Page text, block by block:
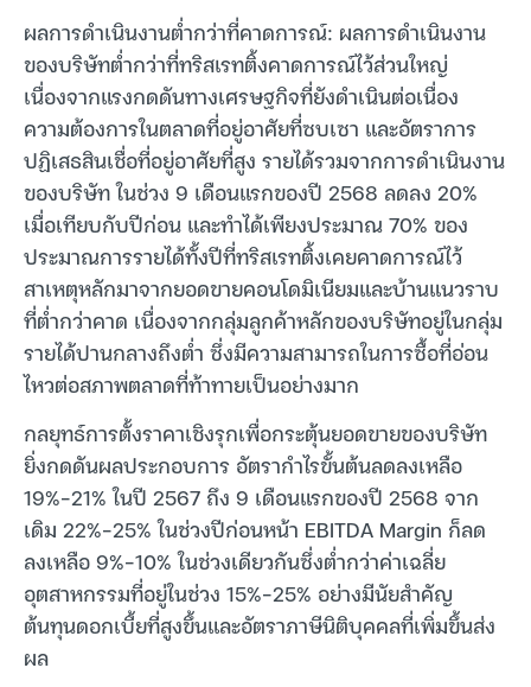
ผลการดำเนินงานต่ำกว่าที่คาดการณ์: ผลการดำเนินงาน
ของบริษัทต่ำกว่าที่ทริสเรทติ้งคาดการณ์ไว้ส่วนใหญ่
เนื่องจากแรงกดดันทางเศรษฐกิจที่ยังดำเนินต่อเนื่อง
ความต้องการในตลาดที่อยู่อาศัยที่ซบเซา และอัตราการ
ปฏิเสธสินเชื่อที่อยู่อาศัยที่สูง รายได้รวมจากการดำเนินงาน
ของบริษัท ในช่วง 9 เดือนแรกของปี 2568 ลดลง 20%
เมื่อเทียบกับปีก่อน และทำได้เพียงประมาณ 70% ของ
ประมาณการรายได้ทั้งปีที่ทริสเรทติ้งเคยคาดการณ์ไว้
สาเหตุหลักมาจากยอดขายคอนโดมิเนียมและบ้านแนวราบ
ที่ต่ำกว่าคาด เนื่องจากกลุ่มลูกค้าหลักของบริษัทอยู่ในกลุ่ม
รายได้ปานกลางถึงต่ำ ซึ่งมีความสามารถในการซื้อที่อ่อน
ไหวต่อสภาพตลาดที่ท้าทายเป็นอย่างมาก
กลยุทธ์การตั้งราคาเชิงรุกเพื่อกระตุ้นยอดขายของบริษัท
ยิ่งกดดันผลประกอบการ อัตรากำไรขั้นต้นลดลงเหลือ
19%-21% ในปี 2567 ถึง 9 เดือนแรกของปี 2568 จาก
เดิม 22%-25% ในช่วงปีก่อนหน้า EBITDA Margin ก็ลด
ลงเหลือ 9%-10% ในช่วงเดียวกันซึ่งต่ำกว่าค่าเฉลี่ย
อุตสาหกรรมที่อยู่ในช่วง 15%-25% อย่างมีนัยสำคัญ
ต้นทุนดอกเบี้ยที่สูงขึ้นและอัตราภาษีนิติบุคคลที่เพิ่มขึ้นส่ง
ผล